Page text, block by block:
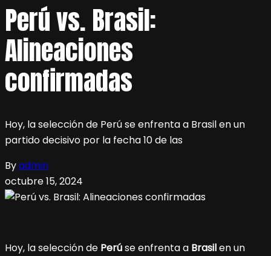
Perú vs. Brasil:
Alineaciones
confirmadas
Hoy, la selección de Perú se enfrenta a Brasil en un
partido decisivo por la fecha 10 de las
Byadmin
octubre 15, 2024
Hoy, la selección de Perúse enfrenta a Brasilen un